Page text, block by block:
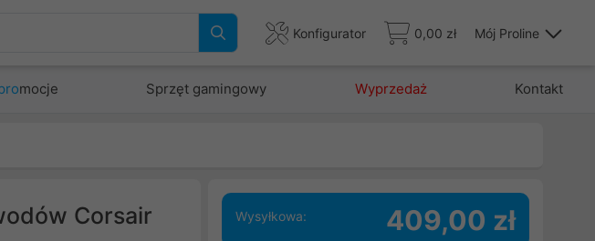
Konfigurator 0,00 zł Mój Proline
mocje Sprzęt gamingowy Wyprzedaż Kontakt
Corsair
Wysyłkowa: 409,00 zł